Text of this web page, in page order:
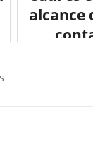
alcance